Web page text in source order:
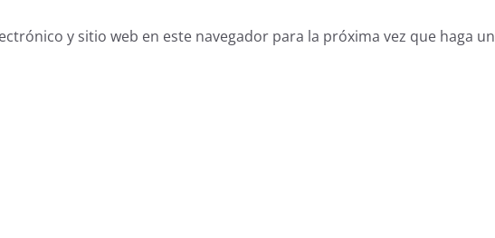
y sitio web en este navegador para la próxima vez que haga un